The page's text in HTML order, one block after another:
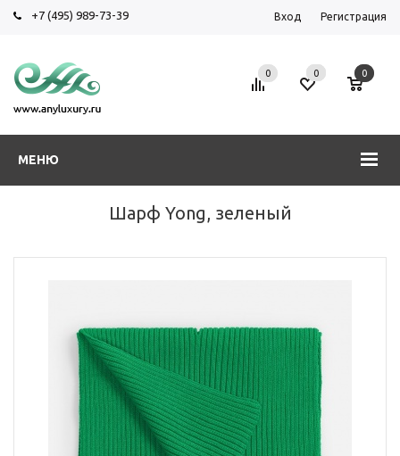
+7 (495) 989-73-39 Вход Регистрация
МЕНЮ
0 0 0
Шарф Yong, зеленый